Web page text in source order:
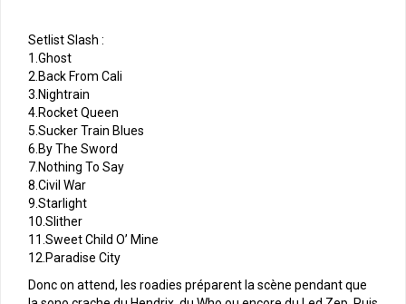
Setlist Slash :
1.Ghost
2.Back From Cali
3.Nightrain
4.Rocket Queen
5.Sucker Train Blues
6.By The Sword
7.Nothing To Say
8.Civil War
9.Starlight
10.Slither
11.Sweet Child O’ Mine
12.Paradise City
Donc on attend, les roadies préparent la scène pendant que